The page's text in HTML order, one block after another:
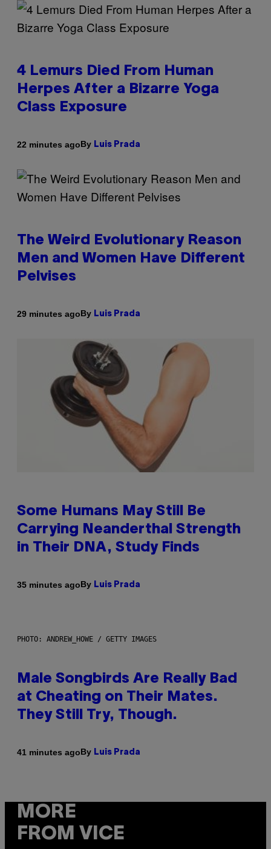
4 Lemurs Died From Human
Herpes After a Bizarre Yoga
Class Exposure
22 minutes agoBy Luis Prada
The Weird Evolutionary Reason
Men and Women Have Different
Pelvises
29 minutes agoBy Luis Prada
Some Humans May Still Be
Carrying Neanderthal Strength
in Their DNA, Study Finds
35 minutes agoBy Luis Prada
PHOTO: ANDREW_HOWE / GETTY IMAGES
Male Songbirds Are Really Bad
at Cheating on Their Mates.
They Still Try, Though.
41 minutes agoBy Luis Prada
MORE
FROM VICE